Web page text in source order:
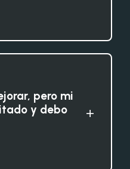
pero mi
y debo
+